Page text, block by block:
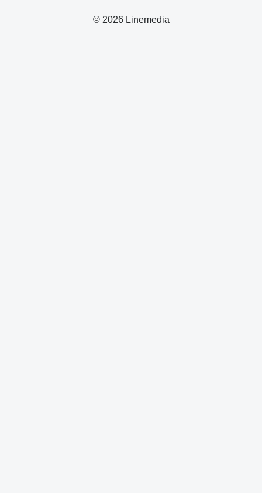
© 2026 Linemedia